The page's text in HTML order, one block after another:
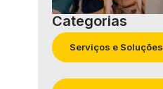
Categorias
Serviços e Soluções